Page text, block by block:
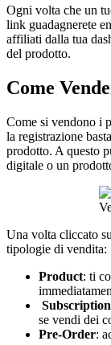
Ogni volta che un
link guadagnerete
affiliati dalla tua
del prodotto.
Come
Come si vendono i
la registrazione
prodotto. A questo
digitale o un
Una volta cliccato
tipologie di vendita:
Product: ti
Subscription
se vendi dei
Pre-Order: